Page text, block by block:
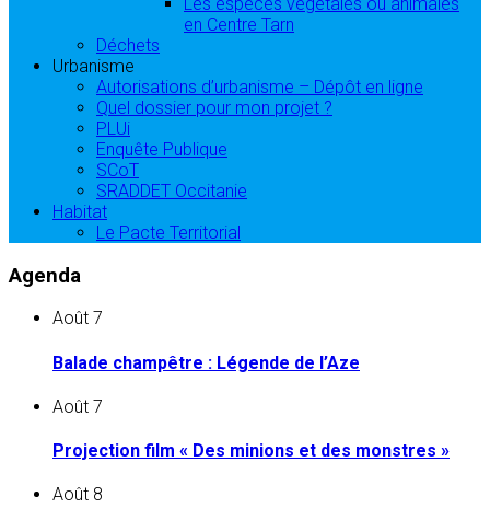
en Centre Tarn
Déchets
Urbanisme
Autorisations d’urbanisme – Dépôt en ligne
Quel dossier pour mon projet ?
PLUi
Enquête Publique
SCoT
SRADDET Occitanie
Habitat
Le Pacte Territorial
Agenda
Août 7
Balade champêtre : Légende de l’Aze
Août 7
Projection film « Des minions et des monstres »
Août 8